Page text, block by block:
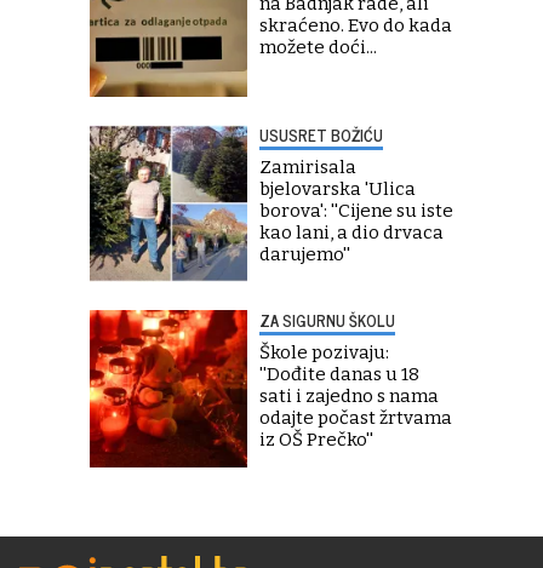
skraćeno. Evo do kada
možete doći...
USUSRET BOŽIĆU
Zamirisala
bjelovarska 'Ulica
borova': ''Cijene su iste
kao lani, a dio drvaca
darujemo''
ZA SIGURNU ŠKOLU
Škole pozivaju:
''Dođite danas u 18
sati i zajedno s nama
odajte počast žrtvama
iz OŠ Prečko''